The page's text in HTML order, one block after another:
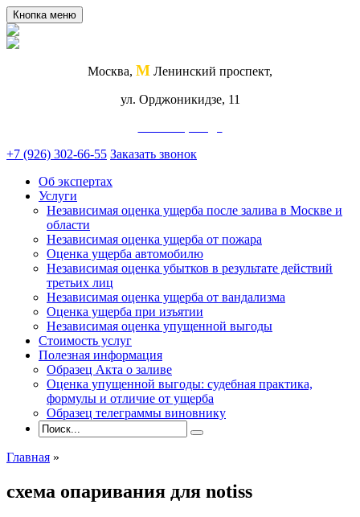
Кнопка меню
Москва, М Ленинский проспект,
ул. Орджоникидзе, 11
+7 (926) 302-66-55 Заказать звонок
Об экспертах
Услуги
Независимая оценка ущерба после залива в Москве и
области
Независимая оценка ущерба от пожара
Оценка ущерба автомобилю
Независимая оценка убытков в результате действий
третьих лиц
Независимая оценка ущерба от вандализма
Оценка ущерба при изъятии
Независимая оценка упущенной выгоды
Стоимость услуг
Полезная информация
Образец Акта о заливе
Оценка упущенной выгоды: судебная практика,
формулы и отличие от ущерба
Образец телеграммы виновнику
Главная »
схема опаривания для notiss